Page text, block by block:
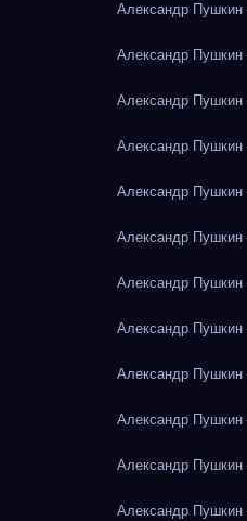
Александр
Александр
Александр
Александр
Александр
Александр
Александр
Александр
Александр
Александр
Александр
Александр